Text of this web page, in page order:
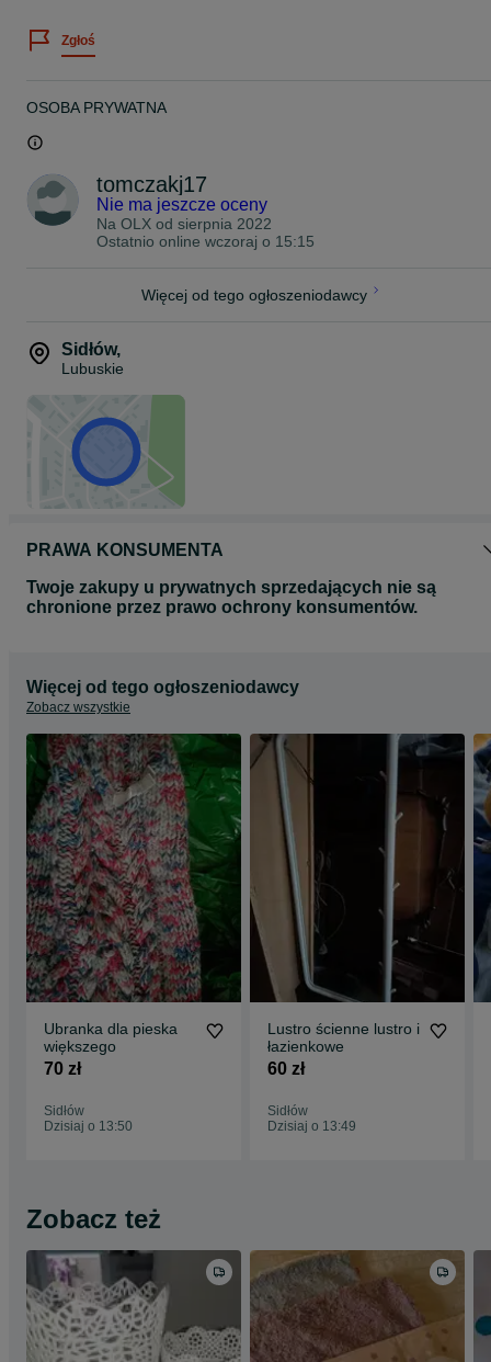
Zgłoś
OSOBA PRYWATNA
tomczakj17
Nie ma jeszcze oceny
Na OLX od sierpnia 2022
Ostatnio online wczoraj o 15:15
Więcej od tego ogłoszeniodawcy
Sidłów,
Lubuskie
PRAWA KONSUMENTA
Twoje zakupy u prywatnych sprzedających nie są
chronione przez prawo ochrony konsumentów.
Więcej od tego ogłoszeniodawcy
Zobacz wszystkie
Ubranka dla pieska
większego
70 zł
Sidłów
Dzisiaj o 13:50
Lustro ścienne lustro i
łazienkowe
60 zł
Sidłów
Dzisiaj o 13:49
Zobacz też